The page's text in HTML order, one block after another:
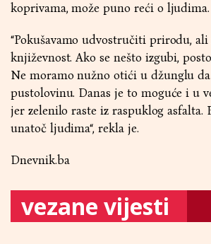
koprivama, može puno reći o ljudima.
“Pokušavamo udvostručiti prirodu,
književnost. Ako se nešto izgubi,
Ne moramo nužno otići u džunglu
pustolovinu. Danas je to moguće i u
jer zelenilo raste iz raspuklog asfalta.
unatoč ljudima“, rekla je.
Dnevnik.ba
vezane vijesti